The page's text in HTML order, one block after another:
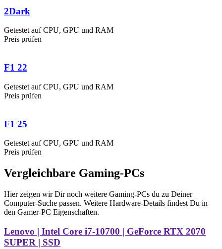
2Dark
Getestet auf CPU, GPU und RAM
Preis prüfen
F1 22
Getestet auf CPU, GPU und RAM
Preis prüfen
F1 25
Getestet auf CPU, GPU und RAM
Preis prüfen
Vergleichbare Gaming-PCs
Hier zeigen wir Dir noch weitere Gaming-PCs du zu Deiner
Computer-Suche passen. Weitere Hardware-Details findest Du in
den Gamer-PC Eigenschaften.
Lenovo | Intel Core i7-10700 | GeForce RTX 2070
SUPER | SSD